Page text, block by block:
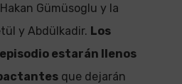
Gümüsoglu y la
y Abdülkadir. Los
estarán llenos
que dejarán